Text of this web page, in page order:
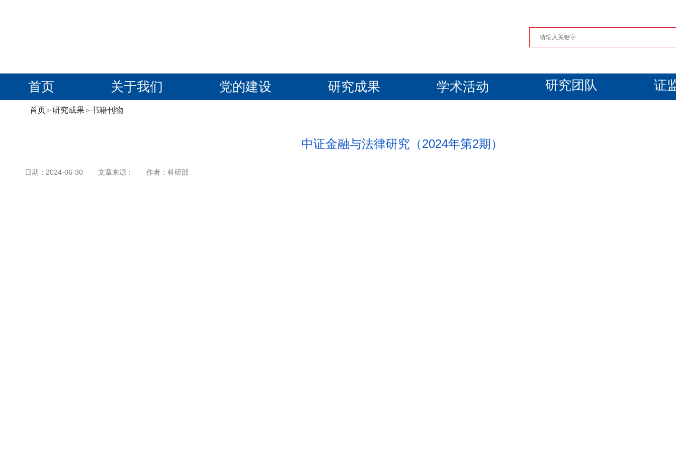
首页 关于我们 党的建设 研究成果 学术活动 研究团队 证
首页 > 研究成果 > 书籍刊物
中证金融与法律研究（2024年第2期）
日期： 2024-06-30 文章来源： 作者： 科研部